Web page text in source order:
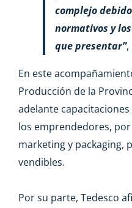
complejo
normativos y
que presentar”,
En este
Producción de la
adelante
los emprendedores,
marketing y packaging,
vendibles.
Por su parte, Tedesco